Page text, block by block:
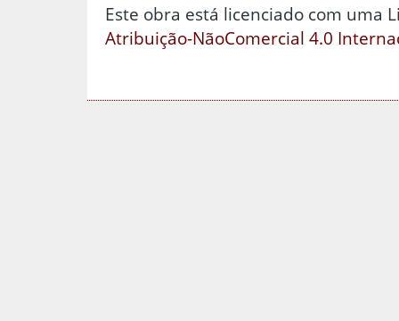
Este obra está licenciado com uma
Atribuição-NãoComercial 4.0